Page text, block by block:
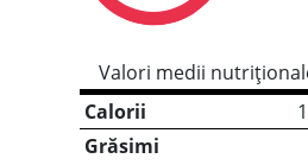
Valori medii
Calorii
Grăsimi